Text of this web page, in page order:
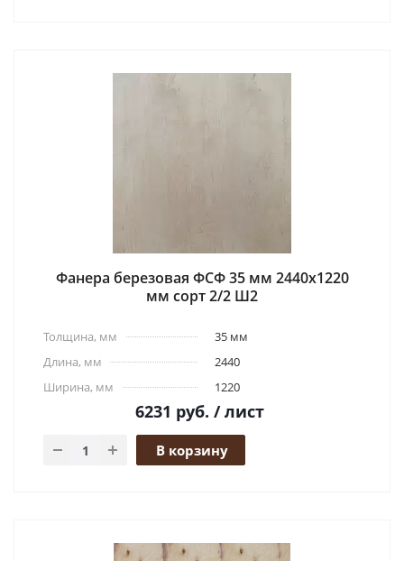
Фанера березовая ФСФ 35 мм 2440x1220
мм сорт 2/2 Ш2
Толщина, мм
35 мм
Длина, мм
2440
Ширина, мм
1220
6231 руб. / лист
В корзину